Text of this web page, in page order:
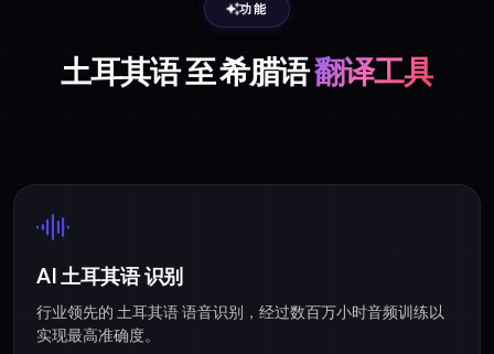
功能
土耳其语 至 希腊语翻译工具
AI 土耳其语 识别
行业领先的 土耳其语 语音识别，经过数百万小时音频训练以
实现最高准确度。